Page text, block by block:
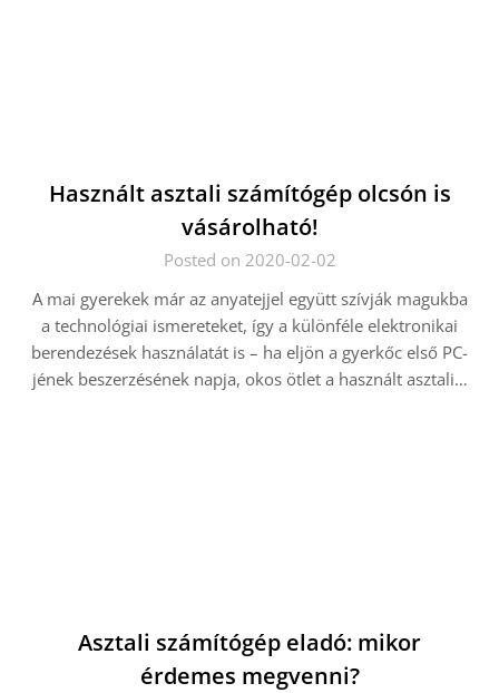
Használt asztali számítógép olcsón is
vásárolható!
Posted on 2020-02-02
A mai gyerekek már az anyatejjel együtt szívják magukba
a technológiai ismereteket, így a különféle elektronikai
berendezések használatát is – ha eljön a gyerkőc első PC-
jének beszerzésének napja, okos ötlet a használt asztali…
Asztali számítógép eladó: mikor
érdemes megvenni?